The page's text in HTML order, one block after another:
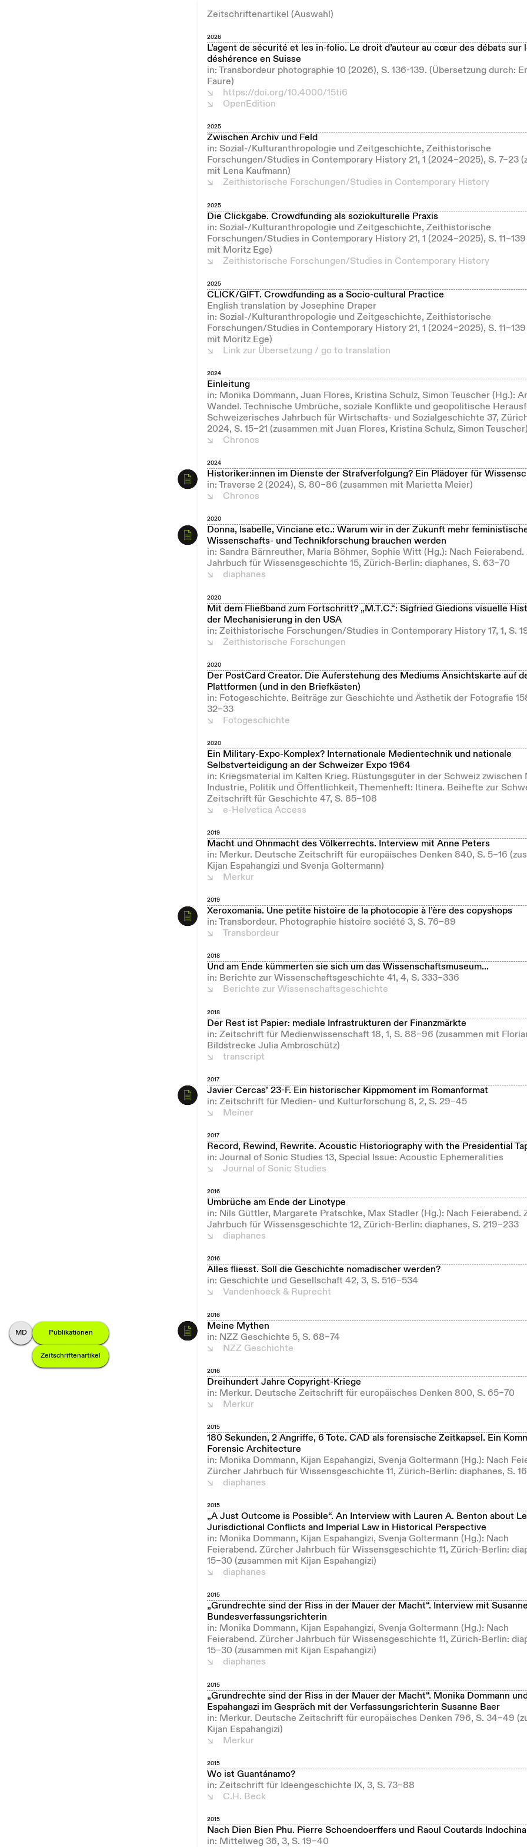
M onika
DommannPublikationen
Zeitschriftenartikel
Zeitschriftenartikel (Auswahl)
2026
L’agent de sécurité et les in‑folio. Le droit d’auteur au cœur des débats sur
déshérence en Suisse
in: Transbordeur photographie 10 (2026), S. 136-139. (Übersetzung durch:
Faure)
https://doi.org/10.4000/15ti6
OpenEdition
2025
Zwischen Archiv und Feld
in: Sozial-/Kulturanthropologie und Zeitgeschichte, Zeithistorische
Forschungen/Studies in Contemporary History 21, 1 (2024–2025), S. 7–23
mit Lena Kaufmann)
Zeithistorische Forschungen/Studies in Contemporary History
2025
Die Clickgabe. Crowdfunding als soziokulturelle Praxis
in: Sozial-/Kulturanthropologie und Zeitgeschichte, Zeithistorische
Forschungen/Studies in Contemporary History 21, 1 (2024–2025), S. 11–139
mit Moritz Ege)
Zeithistorische Forschungen/Studies in Contemporary History
2025
CLICK/GIFT. Crowdfunding as a Socio-cultural Practice
English translation by Josephine Draper
in: Sozial-/Kulturanthropologie und Zeitgeschichte, Zeithistorische
Forschungen/Studies in Contemporary History 21, 1 (2024–2025), S. 11–139
mit Moritz Ege)
Link zur Übersetzung / go to translation
2024
Einleitung
in: Monika Dommann, Juan Flores, Kristina Schulz, Simon Teuscher (Hg.):
Wandel. Technische Umbrüche, soziale Konflikte und geopolitische
Schweizerisches Jahrbuch für Wirtschafts- und Sozialgeschichte 37,
2024, S. 15–21 (zusammen mit Juan Flores, Kristina Schulz, Simon Teuscher)
Chronos
2024
Historiker:innen im Dienste der Strafverfolgung? Ein Plädoyer für
in: Traverse 2 (2024), S. 80–86 (zusammen mit Marietta Meier)
Chronos
2020
Donna, Isabelle, Vinciane etc.: Warum wir in der Zukunft mehr
Wissenschafts- und Technikforschung brauchen werden
in: Sandra Bärnreuther, Maria Böhmer, Sophie Witt (Hg.): Nach
Jahrbuch für Wissensgeschichte 15, Zürich-Berlin: diaphanes, S. 63–70
diaphanes
2020
Mit dem Fließband zum Fortschritt? „M.T.C.“: Sigfried Giedions visuelle
der Mechanisierung in den USA
in: Zeithistorische Forschungen/Studies in Contemporary History 17, 1, S.
Zeithistorische Forschungen
2020
Der PostCard Creator. Die Auferstehung des Mediums Ansichtskarte auf
Plattformen (und in den Briefkästen)
in: Fotogeschichte. Beiträge zur Geschichte und Ästhetik der Fotografie
32–33
Fotogeschichte
2020
Ein Military-Expo-Komplex? Internationale Medientechnik und nationale
Selbstverteidigung an der Schweizer Expo 1964
in: Kriegsmaterial im Kalten Krieg. Rüstungsgüter in der Schweiz zwischen
Industrie, Politik und Öffentlichkeit, Themenheft: Itinera. Beihefte zur
Zeitschrift für Geschichte 47, S. 85–108
e-Helvetica Access
2019
Macht und Ohnmacht des Völkerrechts. Interview mit Anne Peters
in: Merkur. Deutsche Zeitschrift für europäisches Denken 840, S. 5–16
Kijan Espahangizi und Svenja Goltermann)
Merkur
2019
Xeroxomania. Une petite histoire de la photocopie à l’ère des copyshops
in: Transbordeur. Photographie histoire société 3, S. 76–89
Transbordeur
2018
Und am Ende kümmerten sie sich um das Wissenschaftsmuseum...
in: Berichte zur Wissenschaftsgeschichte 41, 4, S. 333–336
Berichte zur Wissenschaftsgeschichte
2018
Der Rest ist Papier: mediale Infrastrukturen der Finanzmärkte
in: Zeitschrift für Medienwissenschaft 18, 1, S. 88–96 (zusammen mit
Bildstrecke Julia Ambroschütz)
transcript
2017
Javier Cercas’ 23-F. Ein historischer Kippmoment im Romanformat
in: Zeitschrift für Medien- und Kulturforschung 8, 2, S. 29–45
Meiner
2017
Record, Rewind, Rewrite. Acoustic Historiography with the Presidential
in: Journal of Sonic Studies 13, Special Issue: Acoustic Ephemeralities
Journal of Sonic Studies
2016
Umbrüche am Ende der Linotype
in: Nils Güttler, Margarete Pratschke, Max Stadler (Hg.): Nach Feierabend.
Jahrbuch für Wissensgeschichte 12, Zürich-Berlin: diaphanes, S. 219–233
diaphanes
2016
Alles fliesst. Soll die Geschichte nomadischer werden?
in: Geschichte und Gesellschaft 42, 3, S. 516–534
Vandenhoeck & Ruprecht
2016
Meine Mythen
in: NZZ Geschichte 5, S. 68–74
NZZ Geschichte
2016
Dreihundert Jahre Copyright-Kriege
in: Merkur. Deutsche Zeitschrift für europäisches Denken 800, S. 65–70
Merkur
2015
180 Sekunden, 2 Angriffe, 6 Tote. CAD als forensische Zeitkapsel. Ein
Forensic Architecture
in: Monika Dommann, Kijan Espahangizi, Svenja Goltermann (Hg.): Nach
Zürcher Jahrbuch für Wissensgeschichte 11, Zürich-Berlin: diaphanes, S.
diaphanes
2015
„A Just Outcome is Possible“. An Interview with Lauren A. Benton about
Jurisdictional Conflicts and Imperial Law in Historical Perspective
in: Monika Dommann, Kijan Espahangizi, Svenja Goltermann (Hg.): Nach
Feierabend. Zürcher Jahrbuch für Wissensgeschichte 11, Zürich-Berlin:
15–30 (zusammen mit Kijan Espahangizi)
diaphanes
2015
„Grundrechte sind der Riss in der Mauer der Macht“. Interview mit
Bundesverfassungsrichterin
in: Monika Dommann, Kijan Espahangizi, Svenja Goltermann (Hg.): Nach
Feierabend. Zürcher Jahrbuch für Wissensgeschichte 11, Zürich-Berlin:
15–30 (zusammen mit Kijan Espahangizi)
diaphanes
2015
„Grundrechte sind der Riss in der Mauer der Macht“. Monika Dommann
Espahangazi im Gespräch mit der Verfassungsrichterin Susanne Baer
in: Merkur. Deutsche Zeitschrift für europäisches Denken 796, S. 34–49
Kijan Espahangizi)
Merkur
2015
Wo ist Guantánamo?
in: Zeitschrift für Ideengeschichte IX, 3, S. 73–88
C.H. Beck
2015
Nach Dien Bien Phu. Pierre Schoendoerffers und Raoul Coutards
in: Mittelweg 36, 3, S. 19–40